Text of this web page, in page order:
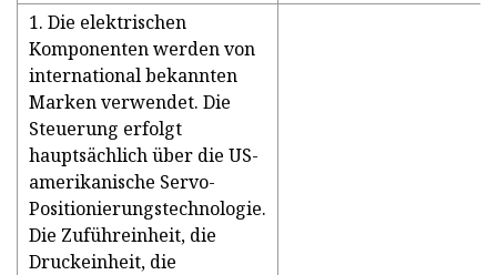
1. Die elektrischen
Komponenten werden von
international bekannten
Marken verwendet. Die
Steuerung erfolgt
hauptsächlich über die US-
amerikanische Servo-
Positionierungstechnologie.
Die Zuführeinheit, die
Druckeinheit, die